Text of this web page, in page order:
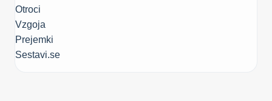
Otroci
Vzgoja
Prejemki
Sestavi.se